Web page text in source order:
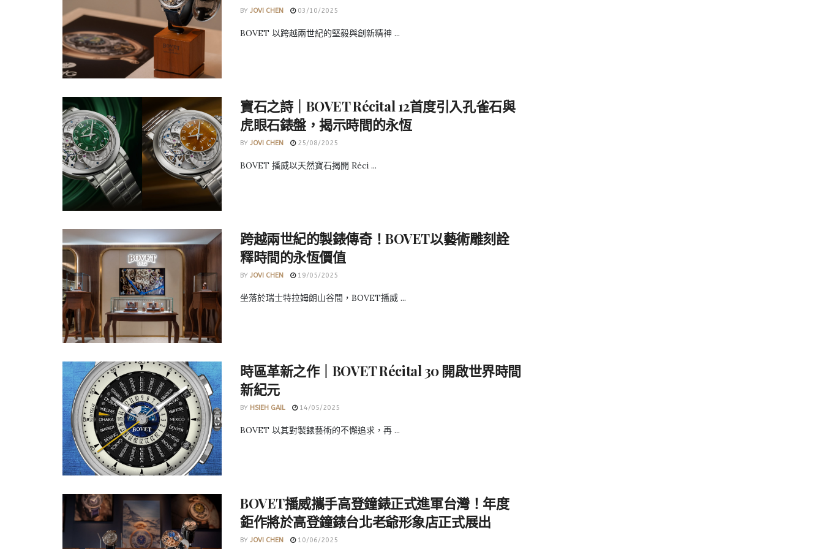
BY JOVI CHEN 03/10/2025
BOVET 以跨越兩世紀的堅毅與創新精神 ...
寶石之詩｜BOVET Récital 12首度引入孔雀石與
虎眼石錶盤，揭示時間的永恆
BY JOVI CHEN 25/08/2025
BOVET 播威以天然寶石揭開 Réci ...
跨越兩世紀的製錶傳奇！BOVET以藝術雕刻詮
釋時間的永恆價值
BY JOVI CHEN 19/05/2025
坐落於瑞士特拉姆朗山谷間，BOVET播威 ...
時區革新之作｜BOVET Récital 30 開啟世界時間
新紀元
BY HSIEH GAIL 14/05/2025
BOVET 以其對製錶藝術的不懈追求，再 ...
BOVET播威攜手高登鐘錶正式進軍台灣！年度
鉅作將於高登鐘錶台北老爺形象店正式展出
BY JOVI CHEN 10/06/2025